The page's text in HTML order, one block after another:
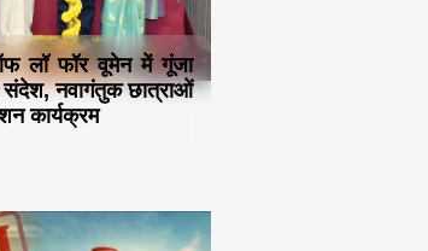
लॉ फॉर वूमेन में गूंजा
संदेश, नवागंतुक छात्राओं
कार्यक्रम